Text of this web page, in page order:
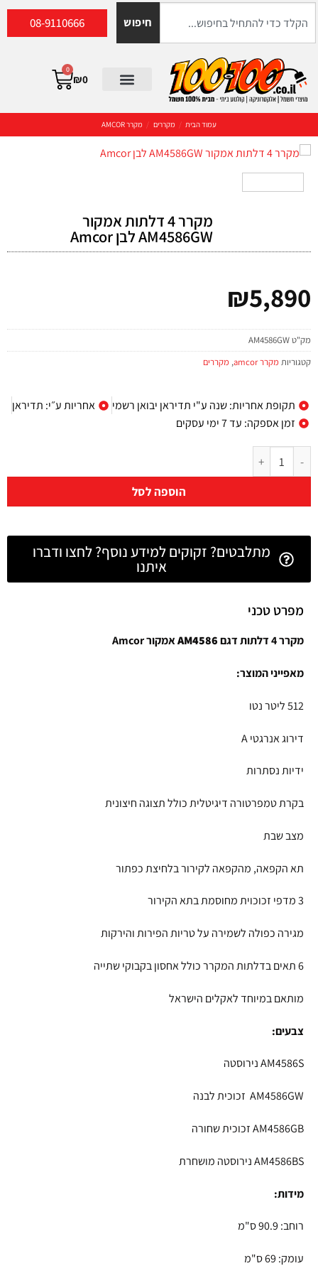
חיפוש 08-9110666
₪0
0
עמוד הבית / מקררים / מקרר AMCOR
מקרר 4 דלתות אמקור
AM4586GW לבן Amcor
₪5,890
מק"טAM4586GW
קטגוריות מקרר amcor , מקררים
תקופת אחריות: שנה ע"י תדיראן יבואן רשמי
אחריות ע״י: תדיראן
זמן אספקה: עד 7 ימי עסקים
הוספה לסל
מתלבטים? זקוקים למידע נוסף? לחצו ודברו
איתנו
מפרט טכני
מקרר 4 דלתות דגם AM4586אמקור Amcor
מאפייני המוצר:
512 ליטר נטו
דירוג אנרגטי A
ידיות נסתרות
בקרת טמפרטורה דיגיטלית כולל תצוגה חיצונית
מצב שבת
תא הקפאה, מהקפאה לקירור בלחיצת כפתור
3 מדפי זכוכוית מחוסמת בתא הקירור
מגירה כפולה לשמירה על טריות הפירות והירקות
6 תאים בדלתות המקרר כולל אחסון בקבוקי שתייה
מותאם במיוחד לאקלים הישראל
צבעים:
AM4586S נירוסטה
AM4586GW זכוכית לבנה
AM4586GB זכוכית שחורה
AM4586BS נירוסטה מושחרת
מידות:
רוחב: 90.9 ס"מ
עומק: 69 ס"מ